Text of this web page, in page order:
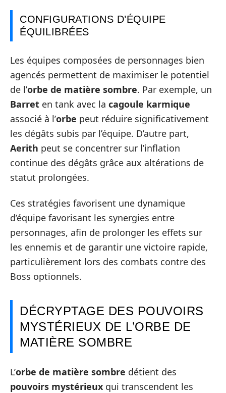
CONFIGURATIONS D’ÉQUIPE
ÉQUILIBRÉES
Les équipes composées de personnages bien
agencés permettent de maximiser le potentiel
de l’orbe de matière sombre. Par exemple, un
Barret en tank avec la cagoule karmique
associé à l’orbe peut réduire significativement
les dégâts subis par l’équipe. D’autre part,
Aerith peut se concentrer sur l’inflation
continue des dégâts grâce aux altérations de
statut prolongées.
Ces stratégies favorisent une dynamique
d’équipe favorisant les synergies entre
personnages, afin de prolonger les effets sur
les ennemis et de garantir une victoire rapide,
particulièrement lors des combats contre des
Boss optionnels.
DÉCRYPTAGE DES POUVOIRS
MYSTÉRIEUX DE L’ORBE DE
MATIÈRE SOMBRE
L’orbe de matière sombre détient des
pouvoirs mystérieux qui transcendent les